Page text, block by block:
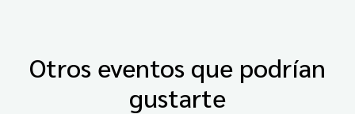
Otros eventos que podrían
gustarte